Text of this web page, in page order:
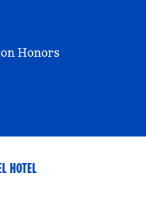
Honors
HOTEL